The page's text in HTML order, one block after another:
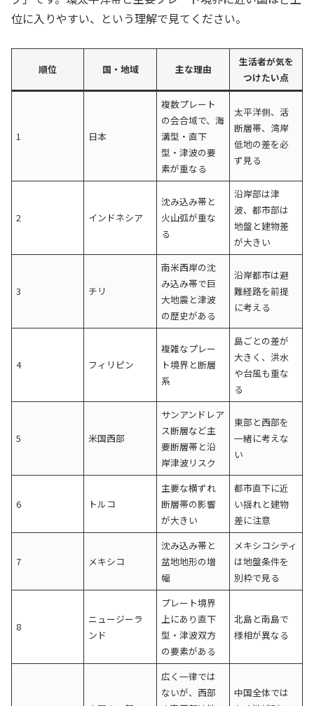
位に入りやすい、という理解で見てください。
順位 国・地域 主な理由
生活者が気を
つけたい点
1 日本
複数プレート
の会合域で、海
溝型・直下
型・津波の要
素が重なる
太平洋側、活
断層帯、湾岸
低地の差を必
ず見る
2 インドネシア
沈み込み帯と
火山弧が重な
る
沿岸部は津
波、都市部は
地盤と建物差
が大きい
3 チリ
南米西岸の沈
み込み帯で巨
大地震と津波
の歴史がある
沿岸都市は避
難経路を前提
に考える
4 フィリピン
複雑なプレー
ト境界と断層
系
島ごとの差が
大きく、洪水
や台風も重な
る
5 米国西部
サンアンドレア
ス断層など主
要断層帯と沿
岸津波リスク
東部と西部を
一緒に考えな
い
6 トルコ
主要な横ずれ
断層帯の影響
が大きい
都市直下に近
い揺れと建物
差に注意
7 メキシコ
沈み込み帯と
盆地地形の増
幅
メキシコシティ
は地盤条件を
別枠で見る
8
ニュージーラ
ンド
プレート境界
上にあり直下
型・津波双方
の要素がある
北島と南島で
様相が異なる
広く一律では
ないが、西部
中国全体では